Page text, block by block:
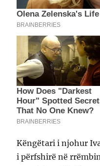
Këngëtari i njohur
i përfshirë në